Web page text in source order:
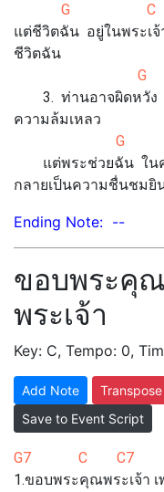
G C
แต่ชีวิตฉัน อยู่ในพระเจ้
ชีวิตฉัน
G
3. ท่านอาจผิดหวัง
ความล้มเหลว
G
แต่พระช่วยฉัน ในค
กลายเป็นความชื่นชมยิ
Ending Note: --
ขอบพระคุณ
พระเจ้า
Key: C, Tempo: 0,
Add Note
Save to Event Script
G7 C
1.ขอบพระคุณพระเจ้า